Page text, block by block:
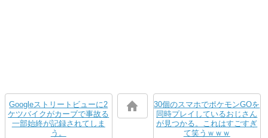
Googleストリートビューに2
ケツバイクがカーブで事故る
一部始終が記録されてしま
う。
30個のスマホでポケモンGOを
同時プレイしているおじさん
が見つかる。これはすごすぎ
て笑うｗｗｗ